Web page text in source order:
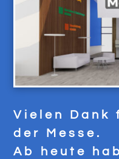
Vielen Dank
der Messe.
Ab heute